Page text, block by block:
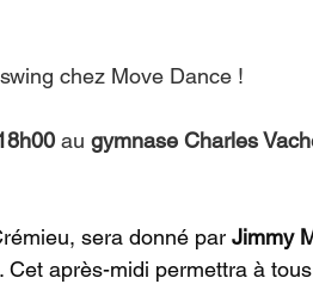
chez Move Dance !
au gymnase Charles
sera donné par Jimmy
après-midi permettra à